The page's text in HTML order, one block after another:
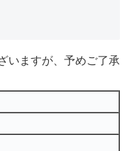
いますが、予めご了承